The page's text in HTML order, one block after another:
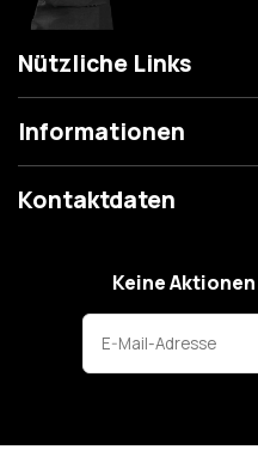
Nützliche Links
Informationen
Kontaktdaten
Keine